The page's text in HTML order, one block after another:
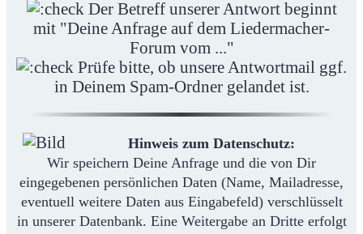
Der Betreff unserer Antwort beginnt
mit "Deine Anfrage auf dem Liedermacher-
Forum vom ..."
Prüfe bitte, ob unsere Antwortmail ggf.
in Deinem Spam-Ordner gelandet ist.
Hinweis zum Datenschutz:
Wir speichern Deine Anfrage und die von Dir
eingegebenen persönlichen Daten (Name, Mailadresse,
eventuell weitere Daten aus Eingabefeld) verschlüsselt
in unserer Datenbank. Eine Weitergabe an Dritte erfolgt